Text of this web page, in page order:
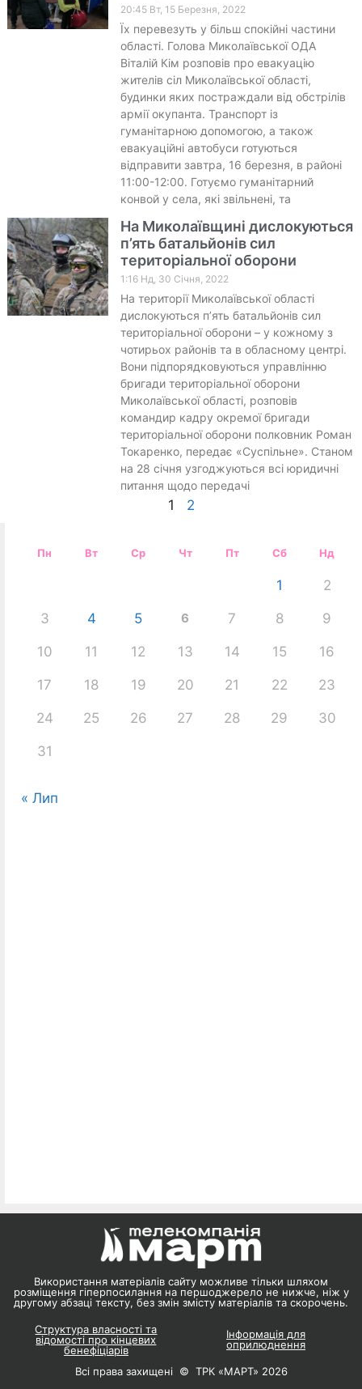
20:45 Вт, 15 Березня, 2022
Їх перевезуть у більш спокійні частини
області. Голова Миколаївської ОДА
Віталій Кім розповів про евакуацію
жителів сіл Миколаївської області,
будинки яких постраждали від обстрілів
армії окупанта. Транспорт із
гуманітарною допомогою, а також
евакуаційні автобуси готуються
відправити завтра, 16 березня, в районі
11:00-12:00. Готуємо гуманітарний
конвой у села, які звільнені, та
На Миколаївщині дислокуються
п’ять батальйонів сил
територіальної оборони
1:16 Нд, 30 Січня, 2022
На території Миколаївської області
дислокуються п’ять батальйонів сил
територіальної оборони – у кожному з
чотирьох районів та в обласному центрі.
Вони підпорядковуються управлінню
бригади територіальної оборони
Миколаївської області, розповів
командир кадру окремої бригади
територіальної оборони полковник Роман
Токаренко, передає «Суспільне». Станом
на 28 січня узгоджуються всі юридичні
питання щодо передачі
1 2
Пн Вт Ср Чт Пт Сб Нд
1 2
3 4 5 6 7 8 9
10 11 12 13 14 15 16
17 18 19 20 21 22 23
24 25 26 27 28 29 30
31
« Лип
Використання матеріалів сайту можливе тільки шляхом
розміщення гіперпосилання на першоджерело не нижче, ніж у
другому абзаці тексту, без змін змісту матеріалів та скорочень.
Структура власності та
відомості про кінцевих
бенефіціарів
Інформація для
оприлюднення
Всі права захищені © ТРК «МАРТ» 2026